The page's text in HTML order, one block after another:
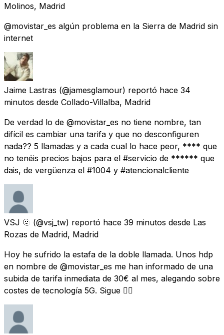
Molinos, Madrid
@movistar_es algún problema en la Sierra de Madrid sin
internet
Jaime Lastras (@jamesglamour) reportó hace 34
minutos desde Collado-Villalba, Madrid
De verdad lo de @movistar_es no tiene nombre, tan
difícil es cambiar una tarifa y que no desconfiguren
nada?? 5 llamadas y a cada cual lo hace peor, **** que
no tenéis precios bajos para el #servicio de ****** que
dais, de vergüenza el #1004 y #atencionalcliente
VSJ 🫥 (@vsj_tw) reportó hace 39 minutos desde Las
Rozas de Madrid, Madrid
Hoy he sufrido la estafa de la doble llamada. Unos hdp
en nombre de @movistar_es me han informado de una
subida de tarifa inmediata de 30€ al mes, alegando sobre
costes de tecnología 5G. Sigue 👉🏻